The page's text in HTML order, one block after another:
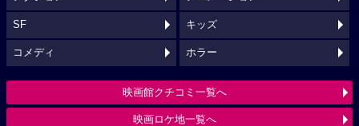
SF キッズ
コメディ ホラー
映画館クチコミ一覧へ
映画ロケ地一覧へ